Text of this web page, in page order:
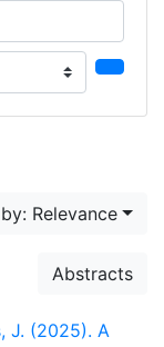
Relevance
Abstracts
J. (2025). A